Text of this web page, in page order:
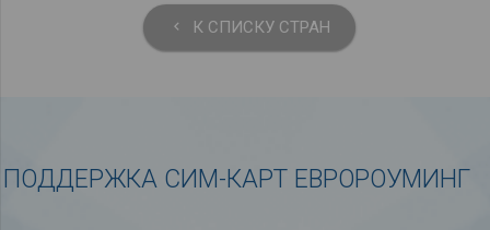
keyboard_arrow_left К СПИСКУ СТРАН
ПОДДЕРЖКА СИМ-КАРТ ЕВРОРОУМИНГ